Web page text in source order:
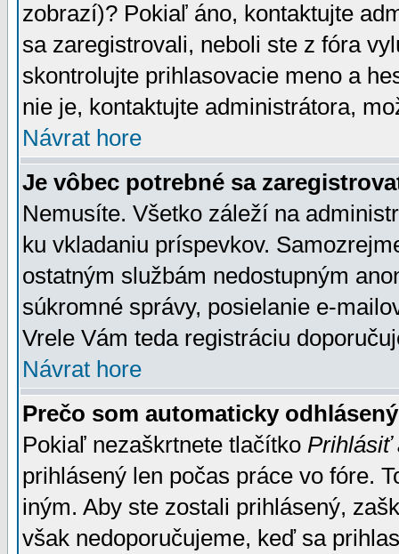
zobrazí)? Pokiaľ áno, kontaktujte
sa zaregistrovali, neboli ste z fóra
skontrolujte prihlasovacie meno a
nie je, kontaktujte administrátora,
Návrat hore
Je vôbec potrebné sa
Nemusíte. Všetko záleží na
ku vkladaniu príspevkov.
ostatným službám nedostupným
súkromné správy, posielanie e-
Vrele Vám teda registráciu
Návrat hore
Prečo som automaticky
Pokiaľ nezaškrtnete tlačítko Prihlásiť
prihlásený len počas práce vo fóre.
iným. Aby ste zostali prihlásený,
však nedoporučujeme, keď sa